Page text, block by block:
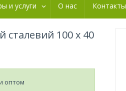
и услуги О нас Контакты
сталевий 100 х 40
оптом